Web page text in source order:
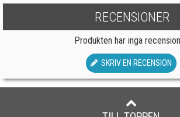
RECENSIONER
Produkten har inga
SKRIV EN RECENSION